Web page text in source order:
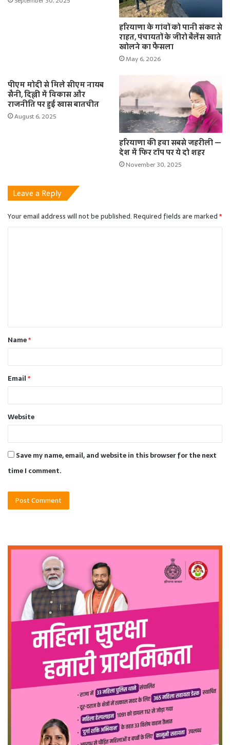
हरियाणा के गांवों को पानी संकट से
राहत, पंचायतों के जीरो बैलेंस खाते
खोलने का फैसला
May 6, 2026
पीएम मोदी से मिले सीएम नायब
सैनी, दिल्ली में विकास और
राजनीति पर हुई खास बातचीत
August 6, 2025
हरियाणा की हवा सबसे जहरीली —
देश में फिर टॉप पर ये दो शहर
November 30, 2025
Leave a Reply
Your email address will not be published.Required fields are marked*
t
*Name*
Email*
Website
Save my name, email, and website in this browser for the next
time I comment.